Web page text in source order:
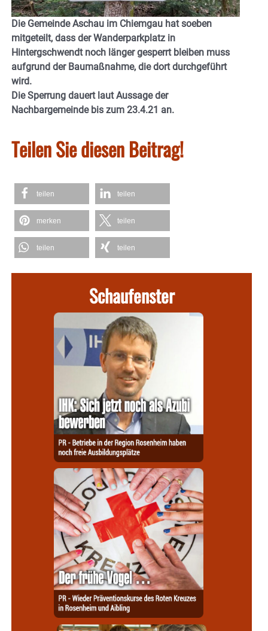
Die Gemeinde Aschau im Chiemgau hat soeben
mitgeteilt, dass der Wanderparkplatz in
Hintergschwendt noch länger gesperrt bleiben muss
aufgrund der Baumaßnahme, die dort durchgeführt
wird.
Die Sperrung dauert laut Aussage der
Nachbargemeinde bis zum 23.4.21 an.
Teilen Sie diesen Beitrag!
teilen teilen
merken teilen
teilen teilen
Schaufenster